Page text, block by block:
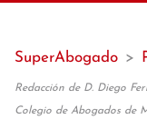
SuperAbogado >
Redacción de D. Diego
Colegio de Abogados de